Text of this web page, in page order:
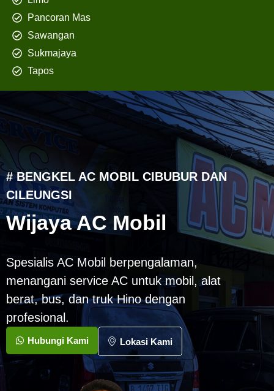
Pancoran Mas
Sawangan
Sukmajaya
Tapos
# BENGKEL AC MOBIL CIBUBUR DAN
CILEUNGSI
Wijaya AC Mobil
Spesialis AC Mobil berpengalaman,
menangani service AC untuk mobil, alat
berat, bus, dan truk Hino dengan
profesional.
Hubungi Kami Lokasi Kami